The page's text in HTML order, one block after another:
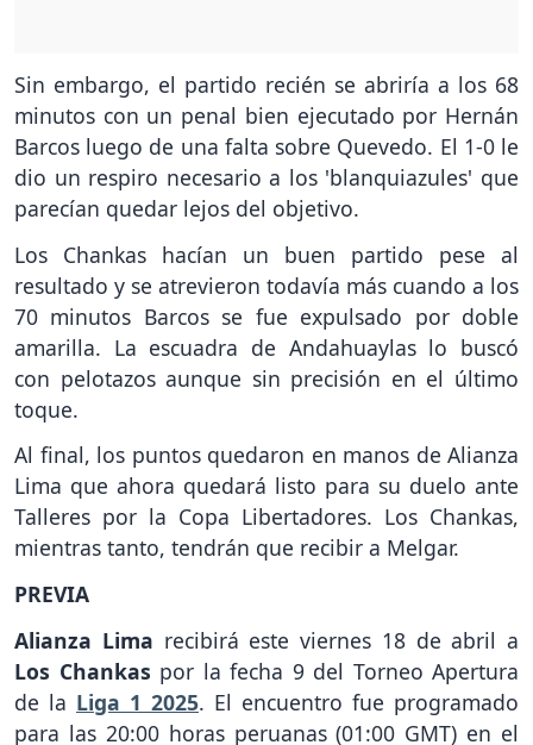
Sin embargo, el partido recién se abriría a los 68
minutos con un penal bien ejecutado por Hernán
Barcos luego de una falta sobre Quevedo. El 1-0 le
dio un respiro necesario a los 'blanquiazules' que
parecían quedar lejos del objetivo.
Los Chankas hacían un buen partido pese al
resultado y se atrevieron todavía más cuando a los
70 minutos Barcos se fue expulsado por doble
amarilla. La escuadra de Andahuaylas lo buscó
con pelotazos aunque sin precisión en el último
toque.
Al final, los puntos quedaron en manos de Alianza
Lima que ahora quedará listo para su duelo ante
Talleres por la Copa Libertadores. Los Chankas,
mientras tanto, tendrán que recibir a Melgar.
PREVIA
Alianza Lima recibirá este viernes 18 de abril a
Los Chankas por la fecha 9 del Torneo Apertura
de la Liga 1 2025. El encuentro fue programado
para las 20:00 horas peruanas (01:00 GMT) en el